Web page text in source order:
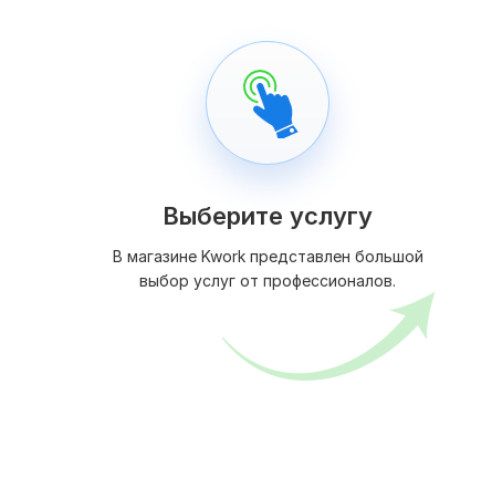
Выберите услугу
В магазине Kwork представлен большой
выбор услуг от профессионалов.